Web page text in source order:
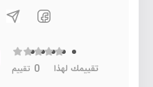
تقييمك لهذا 0 تقييم